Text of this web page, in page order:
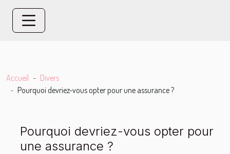
Accueil
Divers
Pourquoi devriez-vous opter pour une assurance ?
Pourquoi devriez-vous opter pour
une assurance ?